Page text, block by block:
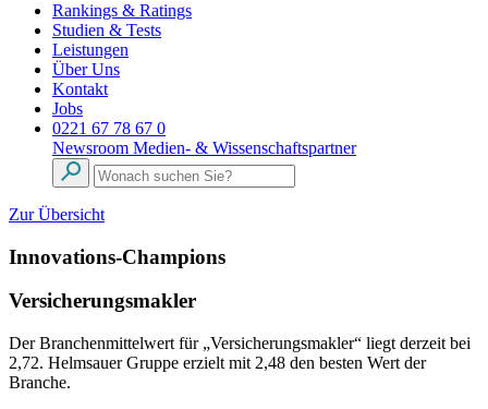
Rankings & Ratings
Studien & Tests
Leistungen
Über Uns
Kontakt
Jobs
0221 67 78 67 0
Newsroom Medien- & Wissenschaftspartner
Zur Übersicht
Innovations-Champions
Versicherungsmakler
Der Branchenmittelwert für „Versicherungsmakler“ liegt derzeit bei
2,72. Helmsauer Gruppe erzielt mit 2,48 den besten Wert der
Branche.